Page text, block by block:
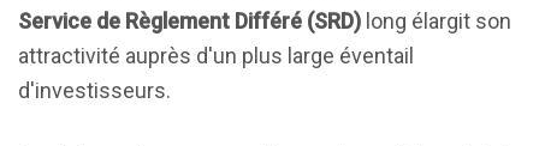
Service de Règlement Différé (SRD) long élargit son
attractivité auprès d'un plus large éventail
d'investisseurs.